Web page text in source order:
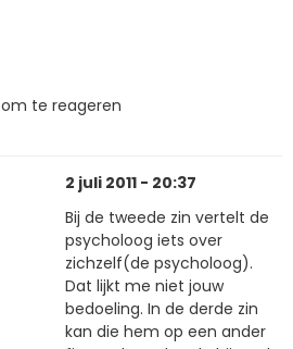
om te reageren
2 juli 2011 - 20:37
Bij de tweede zin vertelt de
psycholoog iets over
zichzelf(de psycholoog).
Dat lijkt me niet jouw
bedoeling. In de derde zin
kan die hem op een ander